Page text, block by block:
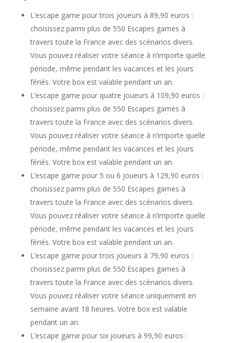
L’escape game pour trois joueurs à 89,90 euros :
choisissez parmi plus de 550 Escapes games à
travers toute la France avec des scénarios divers.
Vous pouvez réaliser votre séance à n’importe quelle
période, même pendant les vacances et les jours
fériés. Votre box est valable pendant un an.
L’escape game pour quatre joueurs à 109,90 euros :
choisissez parmi plus de 550 Escapes games à
travers toute la France avec des scénarios divers.
Vous pouvez réaliser votre séance à n’importe quelle
période, même pendant les vacances et les jours
fériés. Votre box est valable pendant un an.
L’escape game pour 5 ou 6 joueurs à 129,90 euros :
choisissez parmi plus de 550 Escapes games à
travers toute la France avec des scénarios divers.
Vous pouvez réaliser votre séance à n’importe quelle
période, même pendant les vacances et les jours
fériés. Votre box est valable pendant un an.
L’escape game pour trois joueurs à 79,90 euros :
choisissez parmi plus de 550 Escapes games à
travers toute la France avec des scénarios divers.
Vous pouvez réaliser votre séance uniquement en
semaine avant 18 heures. Votre box est valable
pendant un an.
L’escape game pour six joueurs à 99,90 euros :